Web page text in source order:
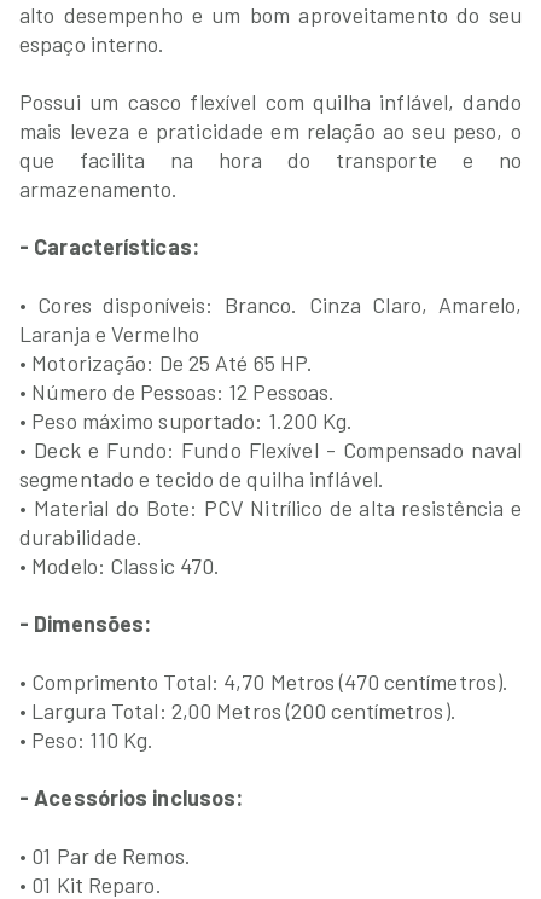
alto desempenho e um bom aproveitamento do seu
espaço interno.
Possui um casco flexível com quilha inflável, dando
mais leveza e praticidade em relação ao seu peso, o
que facilita na hora do transporte e no
armazenamento.
- Características:
• Cores disponíveis: Branco. Cinza Claro, Amarelo,
Laranja e Vermelho
• Motorização: De 25 Até 65 HP.
• Número de Pessoas: 12 Pessoas.
• Peso máximo suportado: 1.200 Kg.
• Deck e Fundo: Fundo Flexível - Compensado naval
segmentado e tecido de quilha inflável.
• Material do Bote: PCV Nitrílico de alta resistência e
durabilidade.
• Modelo: Classic 470.
- Dimensões:
• Comprimento Total: 4,70 Metros (470 centímetros).
• Largura Total: 2,00 Metros (200 centímetros).
• Peso: 110 Kg.
- Acessórios inclusos:
• 01 Par de Remos.
• 01 Kit Reparo.